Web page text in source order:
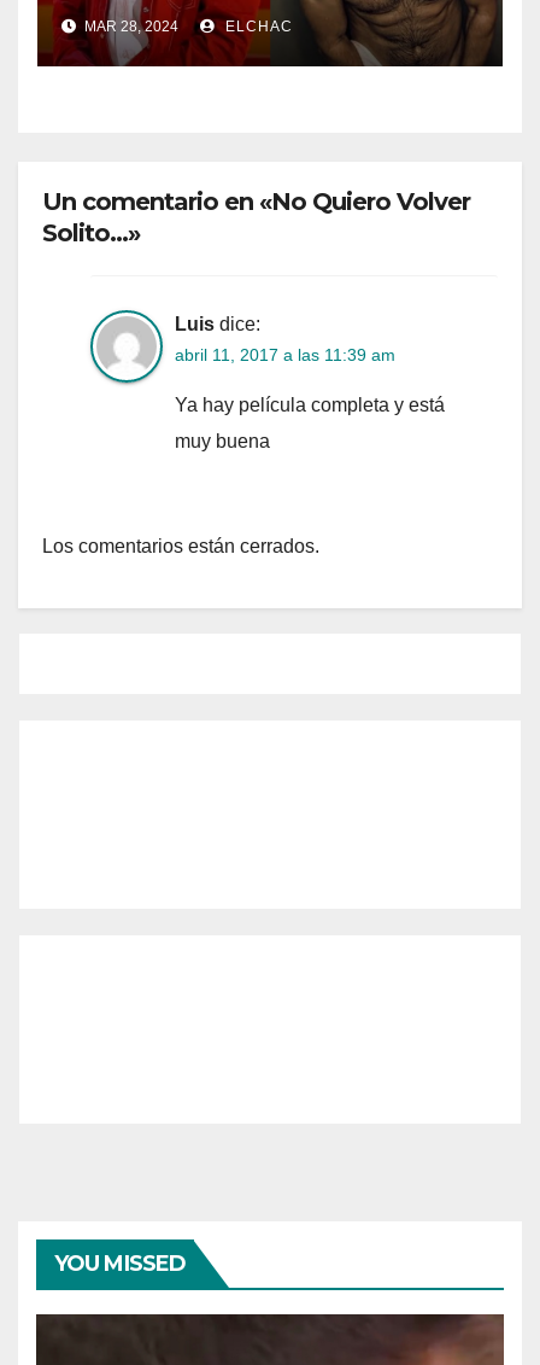
MAR 28, 2024 ELCHAC
Un comentario en «No Quiero Volver
Solito…»
Luis dice:
abril 11, 2017 a las 11:39 am
Ya hay película completa y está
muy buena
Los comentarios están cerrados.
YOU MISSED